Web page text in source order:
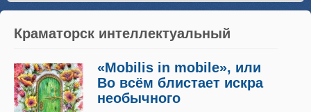
Краматорск интеллектуальный
«Mobilis in mobile», или
Во всём блистает искра
необычного